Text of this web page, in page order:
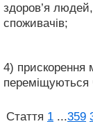
здоров’я
споживачів;
4) прискорення
переміщуються
Стаття 1 ...359